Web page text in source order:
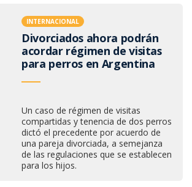
INTERNACIONAL
Divorciados ahora podrán
acordar régimen de visitas
para perros en Argentina
Un caso de régimen de visitas
compartidas y tenencia de dos perros
dictó el precedente por acuerdo de
una pareja divorciada, a semejanza
de las regulaciones que se establecen
para los hijos.